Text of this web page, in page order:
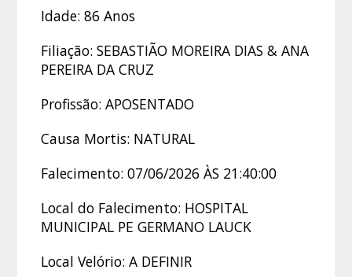
Idade: 86 Anos
Filiação: SEBASTIÃO MOREIRA DIAS & ANA
PEREIRA DA CRUZ
Profissão: APOSENTADO
Causa Mortis: NATURAL
Falecimento: 07/06/2026 ÀS 21:40:00
Local do Falecimento: HOSPITAL
MUNICIPAL PE GERMANO LAUCK
Local Velório: A DEFINIR